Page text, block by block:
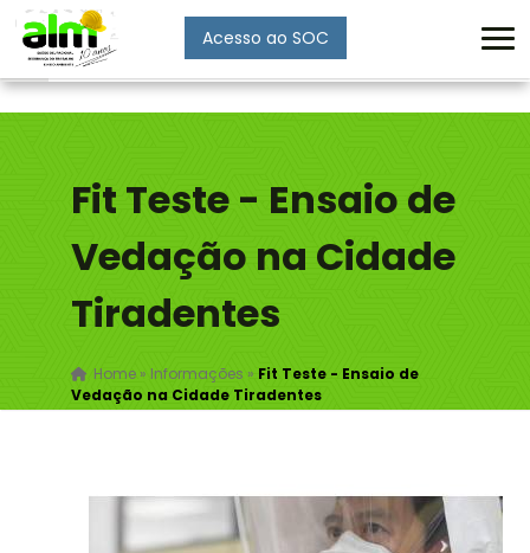
Acesso ao SOC
Fit Teste - Ensaio de
Vedação na Cidade
Tiradentes
Home» Informações » Fit Teste - Ensaio de
Vedação na Cidade Tiradentes
Enviar